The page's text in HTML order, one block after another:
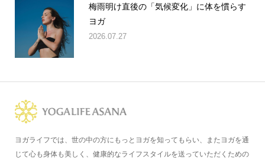
梅雨明け直後の「気候変化」に体を慣らす
ヨガ
2026.07.27
ヨガライフでは、世の中の方にもっとヨガを知ってもらい、またヨガを通
じて心も身体も美しく、健康的なライフスタイルを送っていただくための